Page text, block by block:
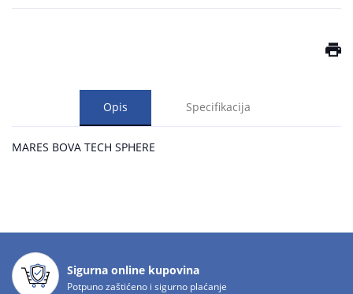
Opis Specifikacija
MARES BOVA TECH SPHERE
Sigurna online kupovina
Potpuno zaštićeno i sigurno plaćanje